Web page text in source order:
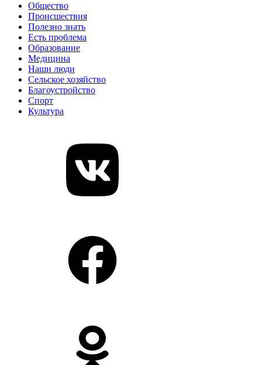
Общество
Происшествия
Полезно знать
Есть проблема
Образование
Медицина
Наши люди
Сельское хозяйство
Благоустройство
Спорт
Культура